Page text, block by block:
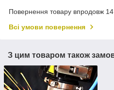
Повернення товару впродовж 14
Всі умови повернення
З цим товаром також